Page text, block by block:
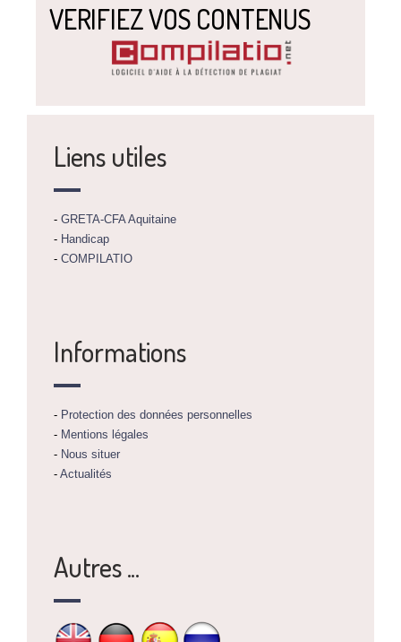
VERIFIEZ VOS CONTENUS
Liens utiles
- GRETA-CFA Aquitaine
- Handicap
- COMPILATIO
Informations
- Protection des données personnelles
- Mentions légales
- Nous situer
- Actualités
Autres ...